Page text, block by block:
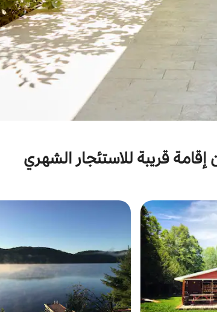
إقامة قريبة للاستئجار الشهري